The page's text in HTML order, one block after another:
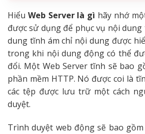
Hiểu Web Server là gì hãy nhớ
được sử dụng để phục vụ nội
dung tĩnh ám chỉ nội dung được
trong khi nội dung động có thể
đổi. Một Web Server tĩnh sẽ bao
phần mềm HTTP. Nó được coi là
các tệp được lưu trữ một cách
duyệt.
Trình duyệt web động sẽ bao